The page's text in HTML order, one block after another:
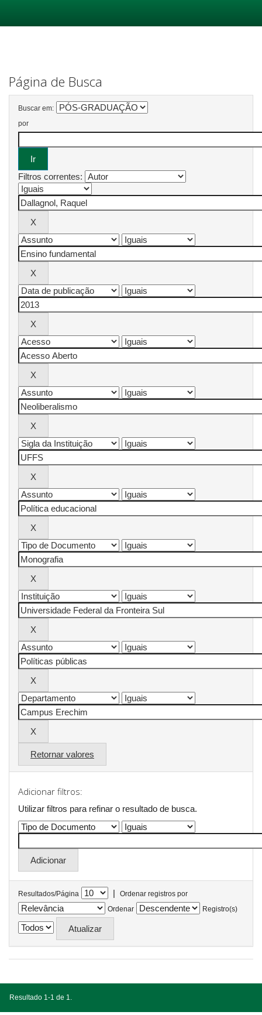
Página de Busca
Buscar em:
por
Filtros correntes:
Retornar valores
Adicionar filtros:
Utilizar filtros para refinar o resultado de busca.
Resultados/Página |
Ordenar registros por
Ordenar
Registro(s)
Resultado 1-1 de 1.